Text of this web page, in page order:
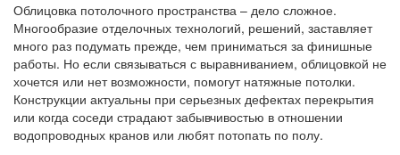
Облицовка потолочного пространства – дело сложное.
Многообразие отделочных технологий, решений, заставляет
много раз подумать прежде, чем приниматься за финишные
работы. Но если связываться с выравниванием, облицовкой не
хочется или нет возможности, помогут натяжные потолки.
Конструкции актуальны при серьезных дефектах перекрытия
или когда соседи страдают забывчивостью в отношении
водопроводных кранов или любят потопать по полу.